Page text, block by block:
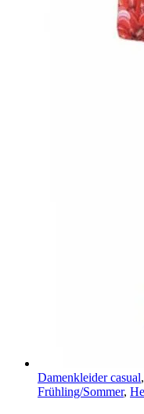
Damenkleider casual,
Frühling/Sommer,